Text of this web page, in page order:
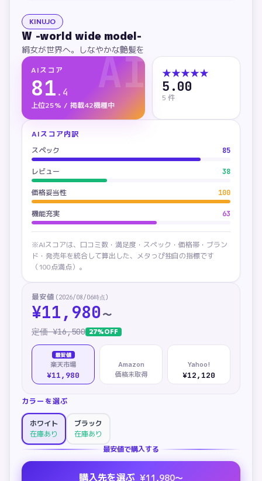
KINUJO
W -world wide model-
絹女が世界へ。しなやかな艶髪を
AI
AIスコア
81 . 4
上位25% / 掲載42機種中
★★★★★
5.00
5 件
AIスコア内訳
スペック
85
レビュー 38
価格妥当性 100
機能充実 63
※AIスコアは、口コミ数・満足度・スペック・価格帯・ブラン
ド・発売年を統合して算出した、メタっぴ独自の指標です
（100点満点）。
最安値 (2026/08/06時点)
¥11,980 〜
定価 ¥16,500 27%OFF
最安値
楽天市場
¥11,980
Amazon
価格未取得
Yahoo!
¥12,120
カラーを選ぶ
ホワイト
在庫あり
ブラック
在庫あり
最安値で購入する
購入先を選ぶ ¥11,980〜